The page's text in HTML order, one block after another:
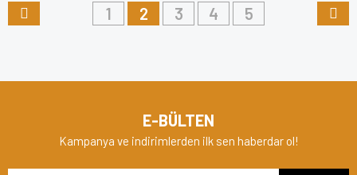
1 2 3 4 5
E-BÜLTEN
Kampanya ve indirimlerden ilk sen haberdar ol!